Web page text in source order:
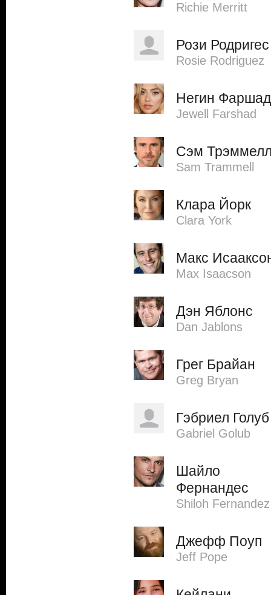
Richie Merritt
Рози Родригес
Rosie Rodriguez
Негин Фаршад
Jewell Farshad
Сэм
Sam Trammell
Клара Йорк
Clara York
Макс
Max Isaacson
Дэн Яблонс
Dan Jablons
Грег Брайан
Greg Bryan
Гэбриел Голуб
Gabriel Golub
Шайло
Фернандес
Shiloh Fernandez
Джефф Поуп
Jeff Pope